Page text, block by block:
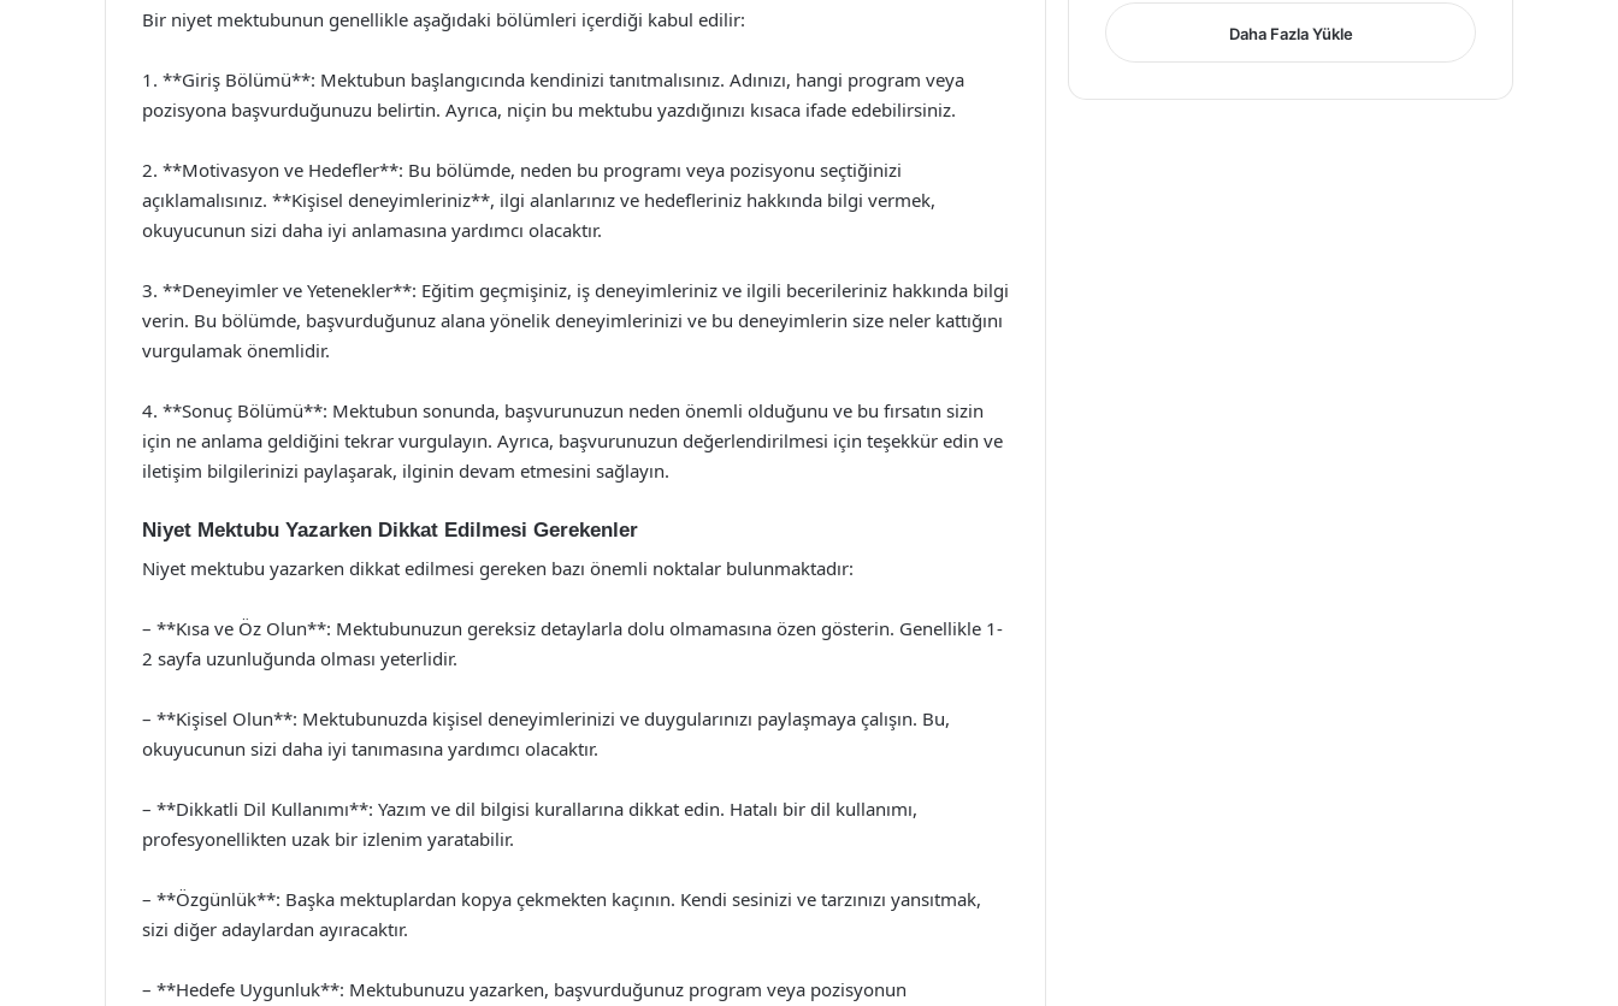
Bir niyet mektubunun genellikle aşağıdaki bölümleri içerdiği kabul edilir:
1. **Giriş Bölümü**: Mektubun başlangıcında kendinizi tanıtmalısınız. Adınızı, hangi program veya
pozisyona başvurduğunuzu belirtin. Ayrıca, niçin bu mektubu yazdığınızı kısaca ifade edebilirsiniz.
2. **Motivasyon ve Hedefler**: Bu bölümde, neden bu programı veya pozisyonu seçtiğinizi
açıklamalısınız. **Kişisel deneyimleriniz**, ilgi alanlarınız ve hedefleriniz hakkında bilgi vermek,
okuyucunun sizi daha iyi anlamasına yardımcı olacaktır.
3. **Deneyimler ve Yetenekler**: Eğitim geçmişiniz, iş deneyimleriniz ve ilgili becerileriniz hakkında bilgi
verin. Bu bölümde, başvurduğunuz alana yönelik deneyimlerinizi ve bu deneyimlerin size neler kattığını
vurgulamak önemlidir.
4. **Sonuç Bölümü**: Mektubun sonunda, başvurunuzun neden önemli olduğunu ve bu fırsatın sizin
için ne anlama geldiğini tekrar vurgulayın. Ayrıca, başvurunuzun değerlendirilmesi için teşekkür edin ve
iletişim bilgilerinizi paylaşarak, ilginin devam etmesini sağlayın.
Niyet Mektubu Yazarken Dikkat Edilmesi Gerekenler
Niyet mektubu yazarken dikkat edilmesi gereken bazı önemli noktalar bulunmaktadır:
– **Kısa ve Öz Olun**: Mektubunuzun gereksiz detaylarla dolu olmamasına özen gösterin. Genellikle 1-
2 sayfa uzunluğunda olması yeterlidir.
– **Kişisel Olun**: Mektubunuzda kişisel deneyimlerinizi ve duygularınızı paylaşmaya çalışın. Bu,
okuyucunun sizi daha iyi tanımasına yardımcı olacaktır.
– **Dikkatli Dil Kullanımı**: Yazım ve dil bilgisi kurallarına dikkat edin. Hatalı bir dil kullanımı,
profesyonellikten uzak bir izlenim yaratabilir.
– **Özgünlük**: Başka mektuplardan kopya çekmekten kaçının. Kendi sesinizi ve tarzınızı yansıtmak,
sizi diğer adaylardan ayıracaktır.
– **Hedefe Uygunluk**: Mektubunuzu yazarken, başvurduğunuz program veya pozisyonun
Daha Fazla Yükle